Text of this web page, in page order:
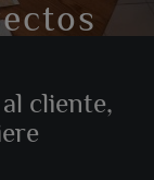
cliente,